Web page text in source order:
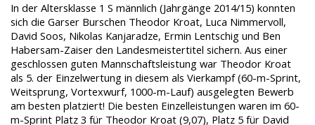
In der Altersklasse 1 S männlich (Jahrgänge 2014/15) konnten
sich die Garser Burschen Theodor Kroat, Luca Nimmervoll,
David Soos, Nikolas Kanjaradze, Ermin Lentschig und Ben
Habersam-Zaiser den Landesmeistertitel sichern. Aus einer
geschlossen guten Mannschaftsleistung war Theodor Kroat
als 5. der Einzelwertung in diesem als Vierkampf (60-m-Sprint,
Weitsprung, Vortexwurf, 1000-m-Lauf) ausgelegten Bewerb
am besten platziert! Die besten Einzelleistungen waren im 60-
m-Sprint Platz 3 für Theodor Kroat (9,07), Platz 5 für David